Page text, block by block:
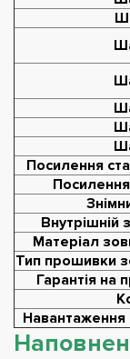
Посилення
Внутрішній
Матеріал
Тип прошивки
Гарантія на
Навантаження